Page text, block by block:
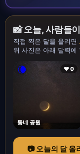
📸 오늘, 사람들
직접 찍은 달을 올리면
위 사진은 아래 달력에
🌘 ❤ 0
동네 공원
📷 오늘의 달 올